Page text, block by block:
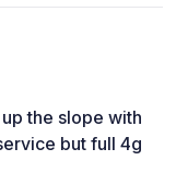
the slope with
but full 4g